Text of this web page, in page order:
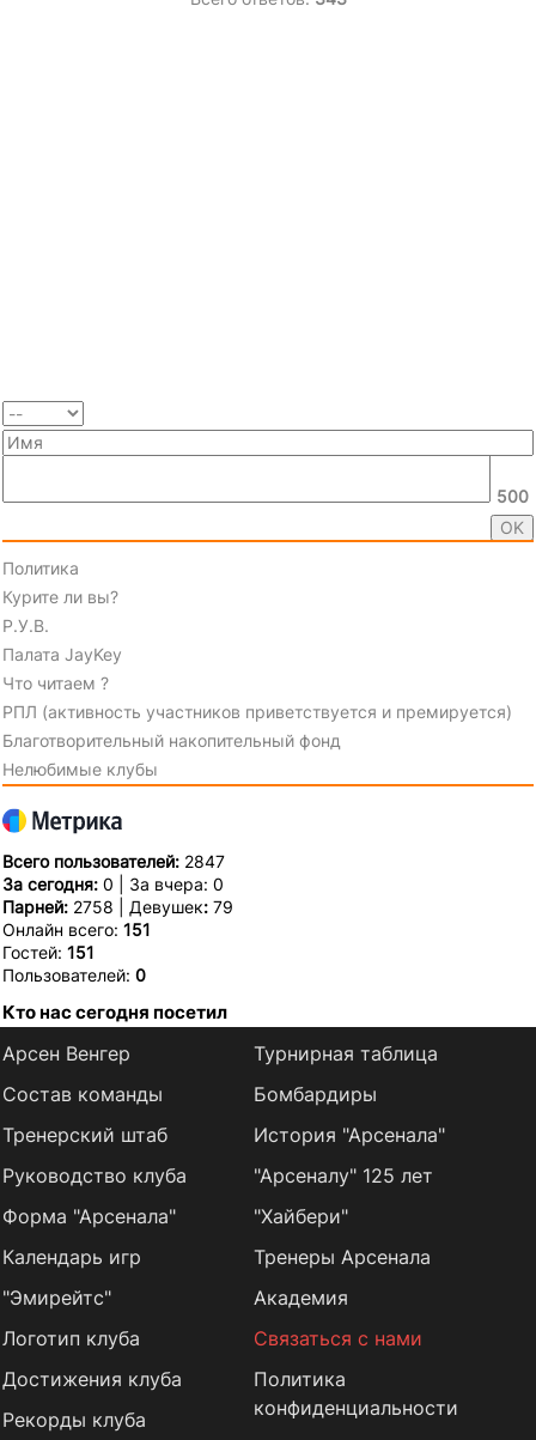
500
Политика
Курите ли вы?
Р.У.В.
Палата JayKey
Что читаем ?
РПЛ (активность участников приветствуется и премируется)
Благотворительный накопительный фонд
Нелюбимые клубы
Всего пользователей: 2847
За сегодня: 0 | За вчера: 0
Парней: 2758 | Девушек: 79
Онлайн всего: 151
Гостей: 151
Пользователей: 0
Кто нас сегодня посетил
Арсен Венгер
Состав команды
Тренерский штаб
Руководство клуба
Форма "Арсенала"
Календарь игр
Турнирная таблица
Бомбардиры
История "Арсенала"
"Арсеналу" 125 лет
"Хайбери"
Тренеры Арсенала
"Эмирейтс"
Логотип клуба
Достижения клуба
Рекорды клуба
Академия
Связаться с нами
Политика
конфиденциальности